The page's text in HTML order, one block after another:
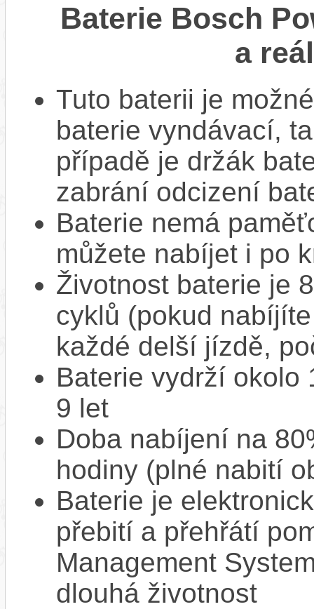
Baterie Bosch
a
Tuto baterii je
baterie vyndávací,
případě je držák
zabrání odcizení
Baterie nemá
můžete nabíjet i po
Životnost baterie je
cyklů (pokud
každé delší jízdě,
Baterie vydrží okolo
9 let
Doba nabíjení na
hodiny (plné nabití
Baterie je
přebití a přehřátí
Management
dlouhá životnost